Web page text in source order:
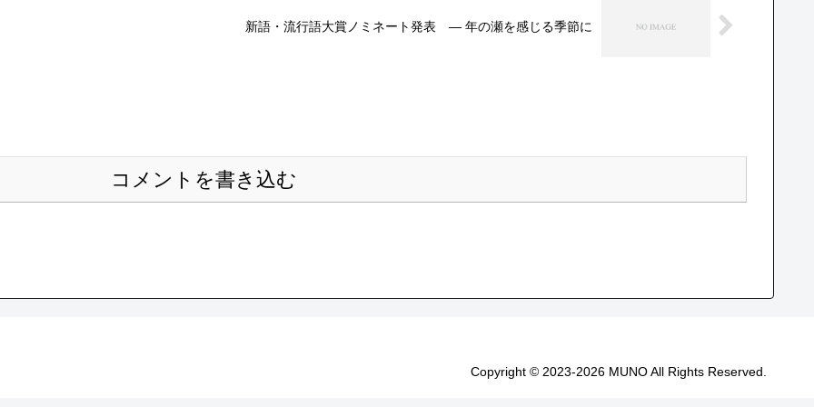
新語・流行語大賞ノミネート発表 ― 年の瀬を感じる季節に
コメントを書き込む
Copyright © 2023-2026 MUNO All Rights Reserved.